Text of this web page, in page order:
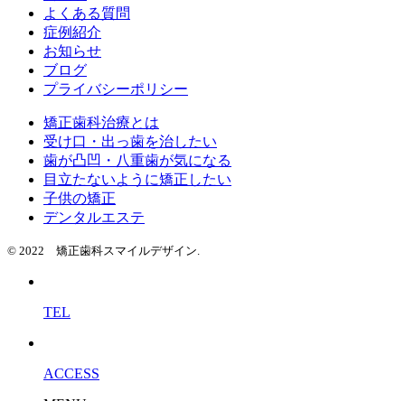
よくある質問
症例紹介
お知らせ
ブログ
プライバシーポリシー
矯正歯科治療とは
受け口・出っ歯を治したい
歯が凸凹・八重歯が気になる
目立たないように矯正したい
子供の矯正
デンタルエステ
© 2022 矯正歯科スマイルデザイン.
TEL
ACCESS